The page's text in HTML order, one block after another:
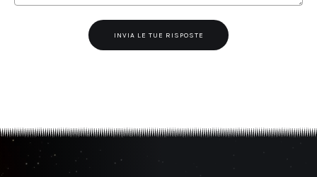
INVIA LE TUE RISPOSTE